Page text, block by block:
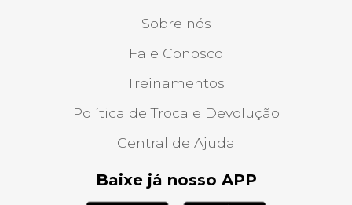
Sobre nós
Fale Conosco
Treinamentos
Política de Troca e Devolução
Central de Ajuda
Baixe já nosso APP